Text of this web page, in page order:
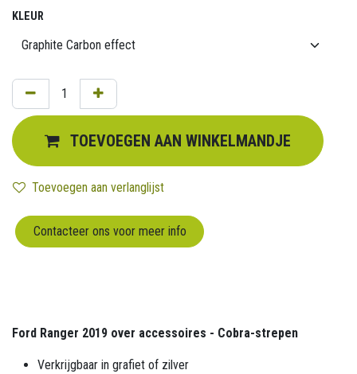
KLEUR
TOEVOEGEN AAN WINKELMANDJE
Toevoegen aan verlanglijst
Contacteer ons voor meer info
Ford Ranger 2019 over accessoires - Cobra-strepen
Verkrijgbaar in grafiet of zilver